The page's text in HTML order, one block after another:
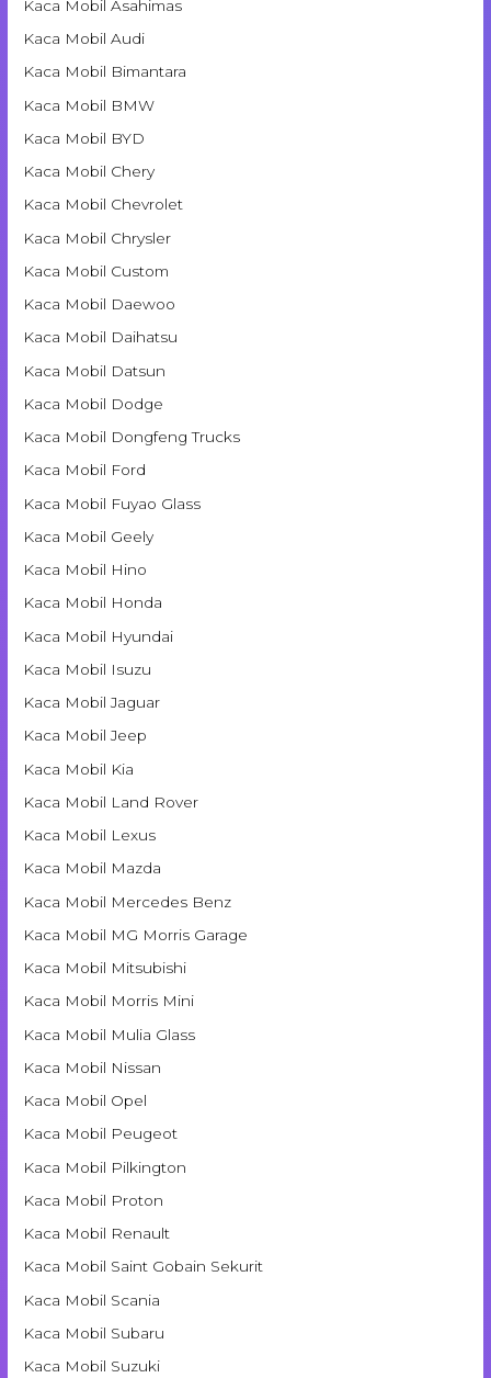
Kaca Mobil Asahimas
Kaca Mobil Audi
Kaca Mobil Bimantara
Kaca Mobil BMW
Kaca Mobil BYD
Kaca Mobil Chery
Kaca Mobil Chevrolet
Kaca Mobil Chrysler
Kaca Mobil Custom
Kaca Mobil Daewoo
Kaca Mobil Daihatsu
Kaca Mobil Datsun
Kaca Mobil Dodge
Kaca Mobil Dongfeng Trucks
Kaca Mobil Ford
Kaca Mobil Fuyao Glass
Kaca Mobil Geely
Kaca Mobil Hino
Kaca Mobil Honda
Kaca Mobil Hyundai
Kaca Mobil Isuzu
Kaca Mobil Jaguar
Kaca Mobil Jeep
Kaca Mobil Kia
Kaca Mobil Land Rover
Kaca Mobil Lexus
Kaca Mobil Mazda
Kaca Mobil Mercedes Benz
Kaca Mobil MG Morris Garage
Kaca Mobil Mitsubishi
Kaca Mobil Morris Mini
Kaca Mobil Mulia Glass
Kaca Mobil Nissan
Kaca Mobil Opel
Kaca Mobil Peugeot
Kaca Mobil Pilkington
Kaca Mobil Proton
Kaca Mobil Renault
Kaca Mobil Saint Gobain Sekurit
Kaca Mobil Scania
Kaca Mobil Subaru
Kaca Mobil Suzuki